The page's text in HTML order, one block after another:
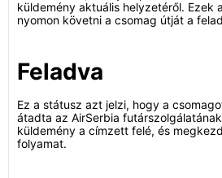
küldemény aktuális helyzetéről. Ezek
nyomon követni a csomag útját a
Feladva
Ez a státusz azt jelzi, hogy a
átadta az AirSerbia
küldemény a címzett felé, és
folyamat.